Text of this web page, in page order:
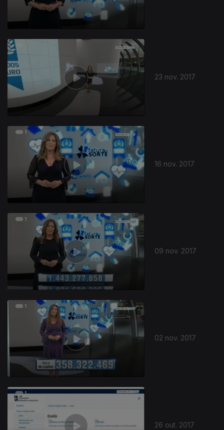
23 nov. 2017
16 nov. 2017
09 nov. 2017
02 nov. 2017
26 out. 2017